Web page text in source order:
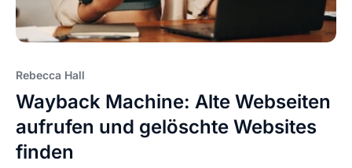
Rebecca Hall
Wayback Machine: Alte Webseiten
aufrufen und gelöschte Websites
finden